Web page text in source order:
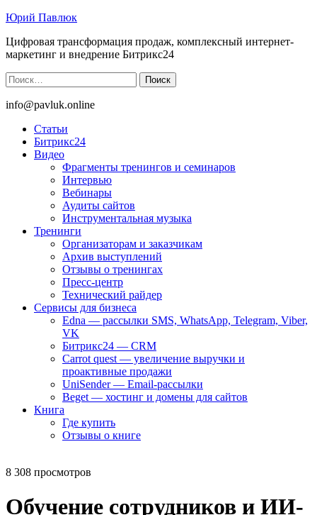
Юрий Павлюк
Цифровая трансформация продаж, комплексный интернет-
маркетинг и внедрение Битрикс24
Найти:
info@pavluk.online
Статьи
Битрикс24
Видео
Фрагменты тренингов и семинаров
Интервью
Вебинары
Аудиты сайтов
Инструментальная музыка
Тренинги
Организаторам и заказчикам
Архив выступлений
Отзывы о тренингах
Пресс-центр
Технический райдер
Сервисы для бизнеса
Edna — рассылки SMS, WhatsApp, Telegram, Viber,
VK
Битрикс24 — CRM
Carrot quest — увеличение выручки и
проактивные продажи
UniSender — Email-рассылки
Beget — хостинг и домены для сайтов
Книга
Где купить
Отзывы о книге
8 308 просмотров
Обучение сотрудников и ИИ-